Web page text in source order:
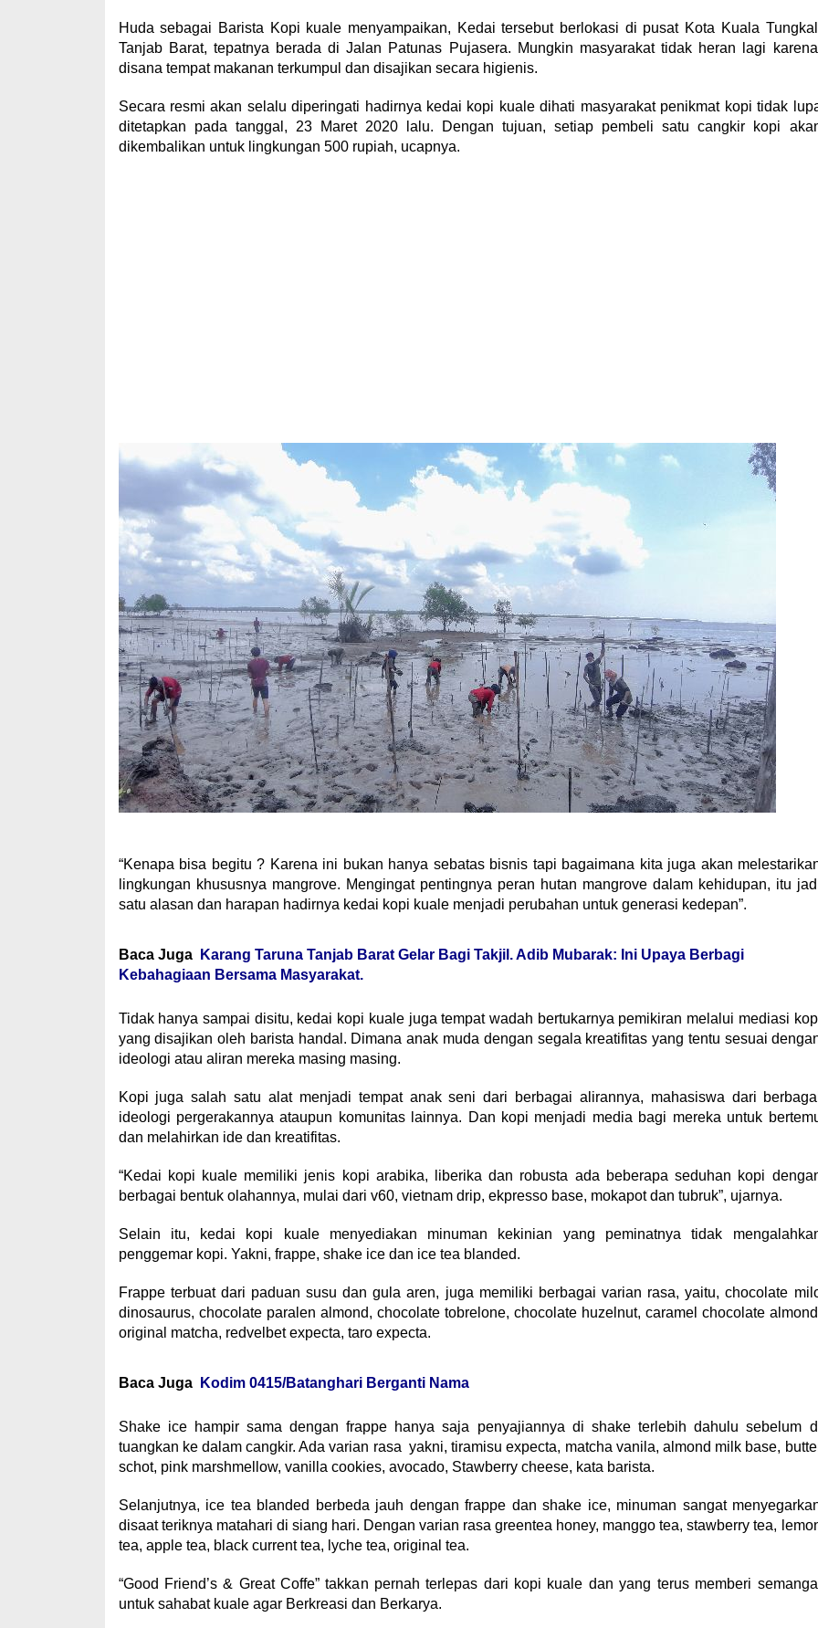
Huda sebagai Barista Kopi kuale menyampaikan, Kedai tersebut berlokasi di pusat Kota Kuala
Tanjab Barat, tepatnya berada di Jalan Patunas Pujasera. Mungkin masyarakat tidak heran lagi
disana tempat makanan terkumpul dan disajikan secara higienis.
Secara resmi akan selalu diperingati hadirnya kedai kopi kuale dihati masyarakat penikmat kopi tidak
ditetapkan pada tanggal, 23 Maret 2020 lalu. Dengan tujuan, setiap pembeli satu cangkir kopi
dikembalikan untuk lingkungan 500 rupiah, ucapnya.
“Kenapa bisa begitu ? Karena ini bukan hanya sebatas bisnis tapi bagaimana kita juga akan
lingkungan khususnya mangrove. Mengingat pentingnya peran hutan mangrove dalam kehidupan, itu
satu alasan dan harapan hadirnya kedai kopi kuale menjadi perubahan untuk generasi kedepan”.
Baca Juga
Karang Taruna Tanjab Barat Gelar Bagi Takjil. Adib Mubarak: Ini Upaya Berbagi
Kebahagiaan Bersama Masyarakat.
Tidak hanya sampai disitu, kedai kopi kuale juga tempat wadah bertukarnya pemikiran melalui mediasi
yang disajikan oleh barista handal. Dimana anak muda dengan segala kreatifitas yang tentu sesuai
ideologi atau aliran mereka masing masing.
Kopi juga salah satu alat menjadi tempat anak seni dari berbagai alirannya, mahasiswa dari
ideologi pergerakannya ataupun komunitas lainnya. Dan kopi menjadi media bagi mereka untuk
dan melahirkan ide dan kreatifitas.
“Kedai kopi kuale memiliki jenis kopi arabika, liberika dan robusta ada beberapa seduhan kopi
berbagai bentuk olahannya, mulai dari v60, vietnam drip, ekpresso base, mokapot dan tubruk”, ujarnya.
Selain itu, kedai kopi kuale menyediakan minuman kekinian yang peminatnya tidak
penggemar kopi. Yakni, frappe, shake ice dan ice tea blanded.
Frappe terbuat dari paduan susu dan gula aren, juga memiliki berbagai varian rasa, yaitu, chocolate
dinosaurus, chocolate paralen almond, chocolate tobrelone, chocolate huzelnut, caramel chocolate
original matcha, redvelbet expecta, taro expecta.
Baca Juga Kodim 0415/Batanghari Berganti Nama
Shake ice hampir sama dengan frappe hanya saja penyajiannya di shake terlebih dahulu sebelum
tuangkan ke dalam cangkir. Ada varian rasa yakni, tiramisu expecta, matcha vanila, almond milk base,
schot, pink marshmellow, vanilla cookies, avocado, Stawberry cheese, kata barista.
Selanjutnya, ice tea blanded berbeda jauh dengan frappe dan shake ice, minuman sangat
disaat teriknya matahari di siang hari. Dengan varian rasa greentea honey, manggo tea, stawberry tea,
tea, apple tea, black current tea, lyche tea, original tea.
“Good Friend’s & Great Coffe” takkan pernah terlepas dari kopi kuale dan yang terus memberi
untuk sahabat kuale agar Berkreasi dan Berkarya.